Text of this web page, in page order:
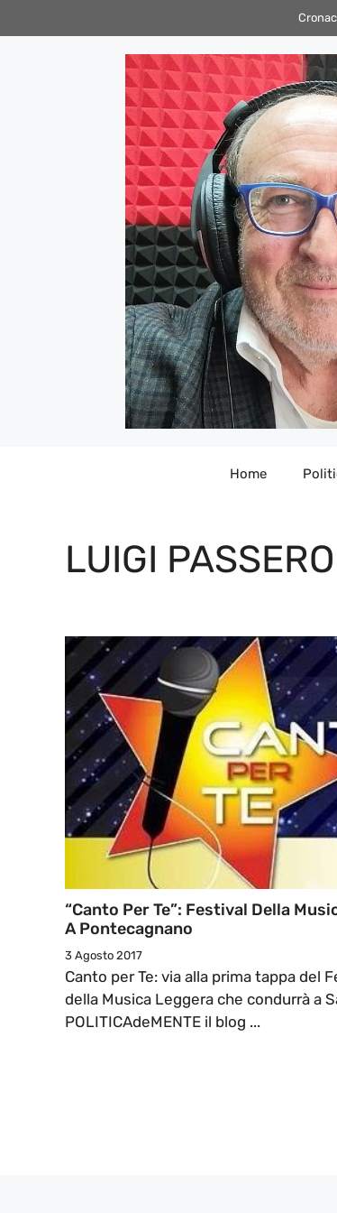
al
Home
LUIGI PASSERO
“Canto Per Te”: Festival Della
A Pontecagnano
3 Agosto 2017
Canto per Te: via alla prima tappa del
della Musica Leggera che condurrà a
POLITICAdeMENTE il blog ...